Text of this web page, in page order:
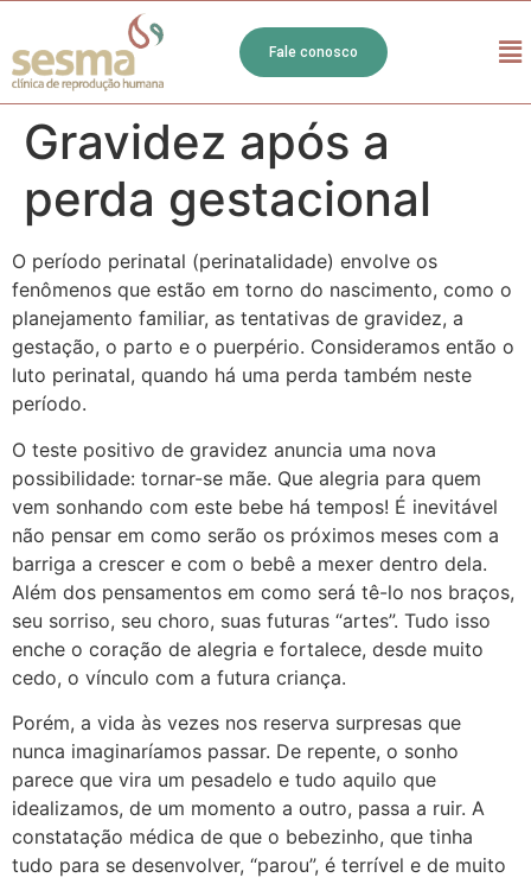
Fale conosco
Gravidez após a
perda gestacional
O período perinatal (perinatalidade) envolve os
fenômenos que estão em torno do nascimento, como o
planejamento familiar, as tentativas de gravidez, a
gestação, o parto e o puerpério. Consideramos então o
luto perinatal, quando há uma perda também neste
período.
O teste positivo de gravidez anuncia uma nova
possibilidade: tornar-se mãe. Que alegria para quem
vem sonhando com este bebe há tempos! É inevitável
não pensar em como serão os próximos meses com a
barriga a crescer e com o bebê a mexer dentro dela.
Além dos pensamentos em como será tê-lo nos braços,
seu sorriso, seu choro, suas futuras “artes”. Tudo isso
enche o coração de alegria e fortalece, desde muito
cedo, o vínculo com a futura criança.
Porém, a vida às vezes nos reserva surpresas que
nunca imaginaríamos passar. De repente, o sonho
parece que vira um pesadelo e tudo aquilo que
idealizamos, de um momento a outro, passa a ruir. A
constatação médica de que o bebezinho, que tinha
tudo para se desenvolver, “parou”, é terrível e de muito